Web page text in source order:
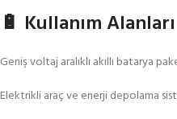
🔋 Kullanım Alanları
Geniş voltaj aralıklı akıllı batarya
Elektrikli araç ve enerji depolama